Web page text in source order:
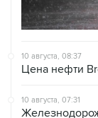
10 августа, 08:37
Цена нефти
10 августа, 07:31